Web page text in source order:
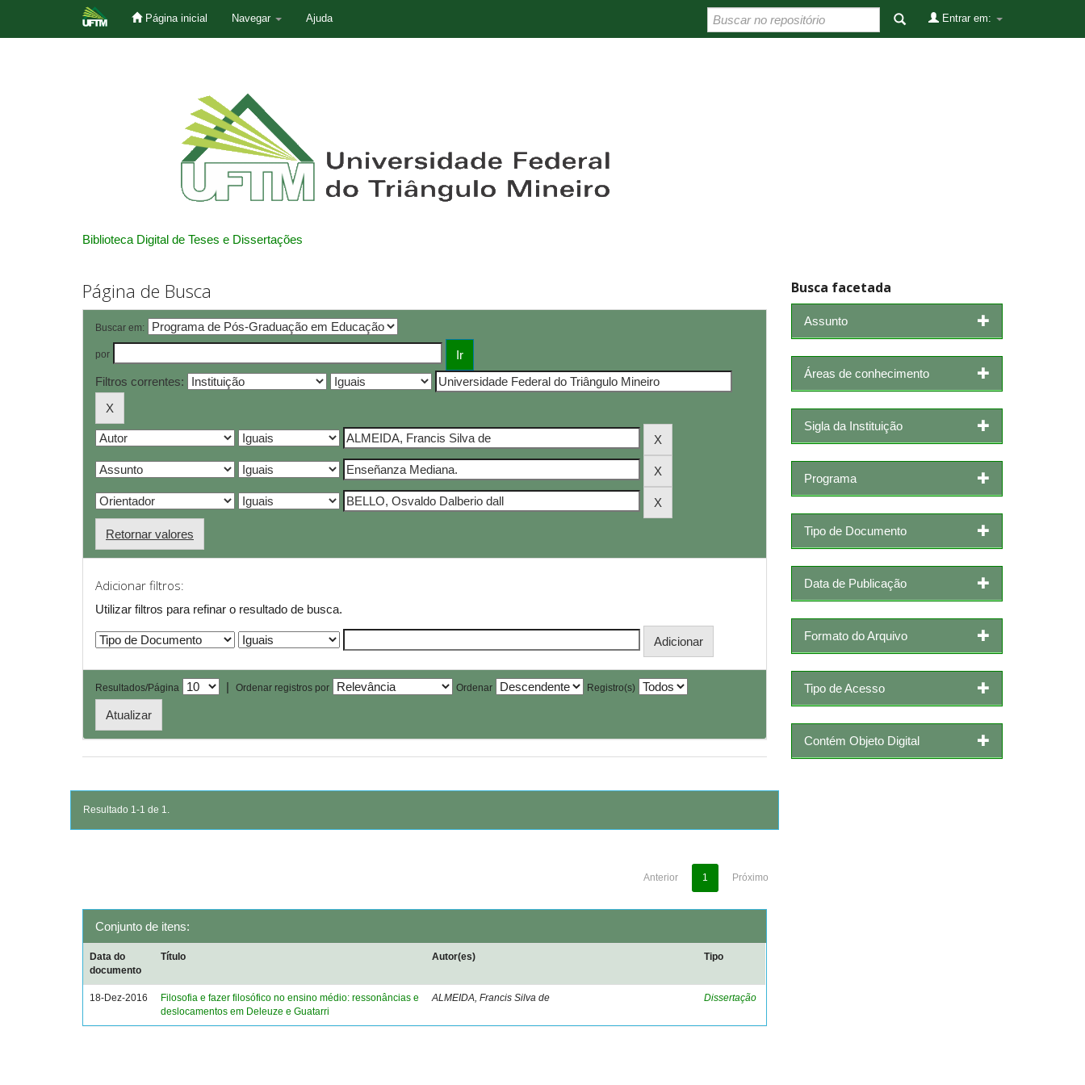
Página inicial Navegar Ajuda Entrar em:
Biblioteca Digital de Teses e Dissertações
Página de Busca
Buscar em:
por
Filtros correntes:
Retornar valores
Adicionar filtros:
Utilizar filtros para refinar o resultado de busca.
Resultados/Página | Ordenar registros por Ordenar Registro(s)
Resultado 1-1 de 1.
Anterior 1 Próximo
Conjunto de itens:
Data do
documento
Título Autor(es) Tipo
18-Dez-2016
Filosofia e fazer filosófico no ensino médio: ressonâncias e
deslocamentos em Deleuze e Guatarri
ALMEIDA, Francis Silva de Dissertação
Busca facetada
Assunto
Áreas de conhecimento
Sigla da Instituição
Programa
Tipo de Documento
Data de Publicação
Formato do Arquivo
Tipo de Acesso
Contém Objeto Digital